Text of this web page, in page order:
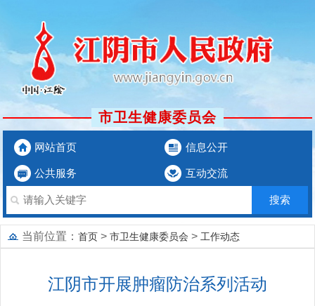
市卫生健康委员会
网站首页 信息公开
公共服务 互动交流
当前位置： 首页 > 市卫生健康委员会 > 工作动态
江阴市开展肿瘤防治系列活动